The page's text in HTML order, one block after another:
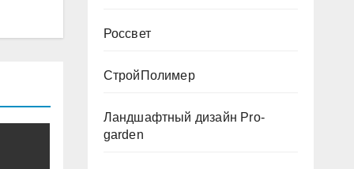
Россвет
СтройПолимер
Ландшафтный дизайн Pro-
garden